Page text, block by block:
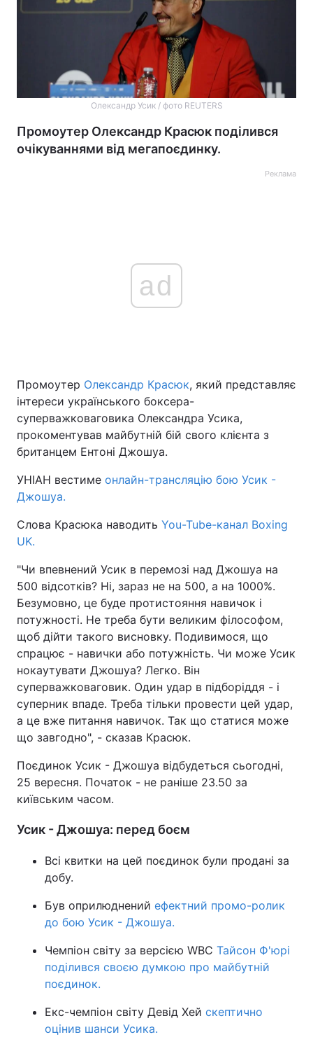
Олександр Усик / фото REUTERS
Промоутер Олександр Красюк поділився
очікуваннями від мегапоєдинку.
Реклама
ad
Промоутер Олександр Красюк, який представляє
інтереси українського боксера-
суперважковаговика Олександра Усика,
прокоментував майбутній бій свого клієнта з
британцем Ентоні Джошуа.
УНІАН вестиме онлайн-трансляцію бою Усик -
Джошуа.
Слова Красюка наводить You-Tube-канал Boxing
UK.
"Чи впевнений Усик в перемозі над Джошуа на
500 відсотків? Ні, зараз не на 500, а на 1000%.
Безумовно, це буде протистояння навичок і
потужності. Не треба бути великим філософом,
щоб дійти такого висновку. Подивимося, що
спрацює - навички або потужність. Чи може Усик
нокаутувати Джошуа? Легко. Він
суперважковаговик. Один удар в підборіддя - і
суперник впаде. Треба тільки провести цей удар,
а це вже питання навичок. Так що статися може
що завгодно", - сказав Красюк.
Поєдинок Усик - Джошуа відбудеться сьогодні,
25 вересня. Початок - не раніше 23.50 за
київським часом.
Усик - Джошуа: перед боєм
Всі квитки на цей поєдинок були продані за
добу.
Був оприлюднений ефектний промо-ролик
до бою Усик - Джошуа.
Чемпіон світу за версією WBC Тайсон Ф'юрі
поділився своєю думкою про майбутній
поєдинок.
Екс-чемпіон світу Девід Хей скептично
оцінив шанси Усика.